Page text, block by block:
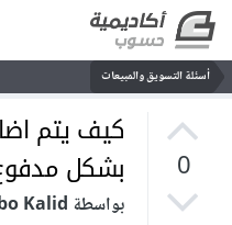
أسئلة التسويق والمبيعات
0
كيف يتم
بشكل
بواسطة Abo Kalid